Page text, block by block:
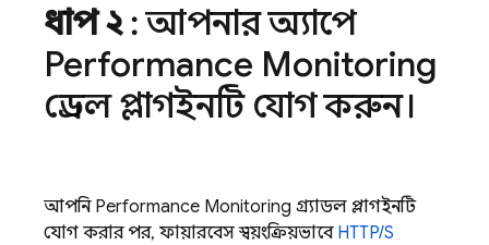
ধাপ ২: আপনার অ্যাপে
Performance Monitoring
গ্রেডল প্লাগইনটি যোগ করুন।
আপনি Performance Monitoring গ্র্যাডল প্লাগইনটি
যোগ করার পর, ফায়ারবেস স্বয়ংক্রিয়ভাবে HTTP/S